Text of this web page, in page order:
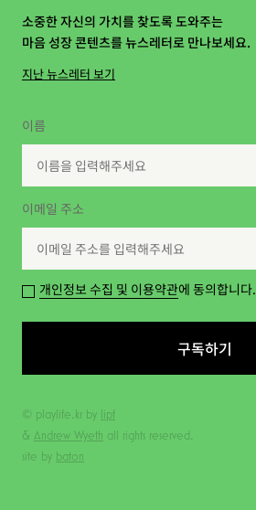
소중한 자신의 가치를 찾도록 도와주는
마음 성장 콘텐츠를 뉴스레터로 만나보세요.
지난 뉴스레터 보기
이름
이메일 주소
개인정보 수집 및 이용약관에 동의합니다.
구독하기
© playlife.kr by lipf
& Andrew Wyeth all rights reserved.
site by baton